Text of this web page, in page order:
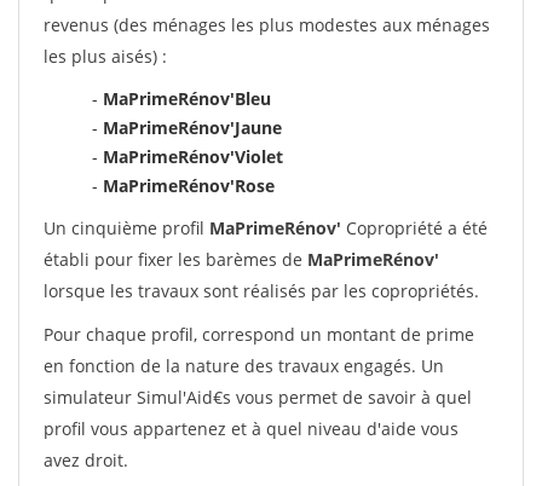
revenus (des ménages les plus modestes aux ménages
les plus aisés) :
- MaPrimeRénov'Bleu
- MaPrimeRénov'Jaune
- MaPrimeRénov'Violet
- MaPrimeRénov'Rose
Un cinquième profil MaPrimeRénov' Copropriété a été
établi pour fixer les barèmes de MaPrimeRénov'
lorsque les travaux sont réalisés par les copropriétés.
Pour chaque profil, correspond un montant de prime
en fonction de la nature des travaux engagés. Un
simulateur Simul'Aid€s vous permet de savoir à quel
profil vous appartenez et à quel niveau d'aide vous
avez droit.